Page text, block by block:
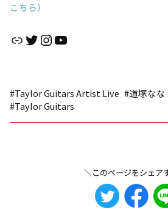
こちら）
リンクTwitter InstagramYouTube
#Taylor Guitars Artist Live #道塚なな
#Taylor Guitars
＼このページをシェア